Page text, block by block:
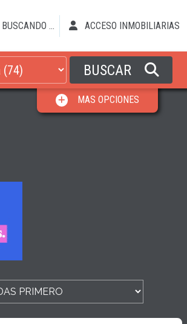
... ACCESO INMOBILIARIAS
BUSCAR
MAS OPCIONES